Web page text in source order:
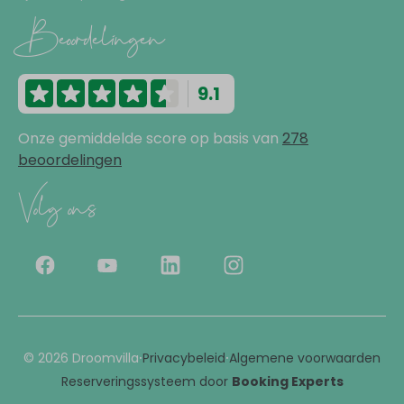
Flatscreen TV
Rondom de vakantiewoning
Barrelsauna
Picknicktafel
Loungeset
Omheinde tuin
Oplaadpunt voor elektrische voertuigen
Parasol
Parkeerplaats (gratis): 1
Terras
Wellness
Beoordelingen
9.1
Onze gemiddelde score op basis van 278
beoordelingen
Volg ons
© 2026 Droomvilla·Privacybeleid·Algemene voorwaarden
Reserveringssysteem door Booking Experts